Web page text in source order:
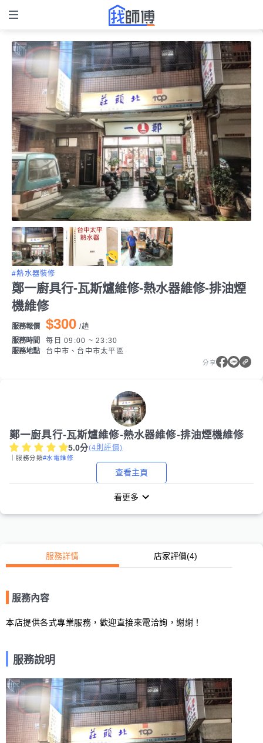
#熱水器裝修
鄭一廚具行-瓦斯爐維修-熱水器維修-排油煙
機維修
服務報價 $300 /趟
服務時間
每日 09:00 ~ 23:30
服務地點
台中市、台中市太平區
分享
鄭一廚具行-瓦斯爐維修-熱水器維修-排油煙機維修
5.0分(4則評價)
｜服務分類#水電維修
查看主頁
看更多
服務詳情 店家評價(4)
服務內容
本店提供各式專業服務，歡迎直接來電洽詢，謝謝！
服務說明